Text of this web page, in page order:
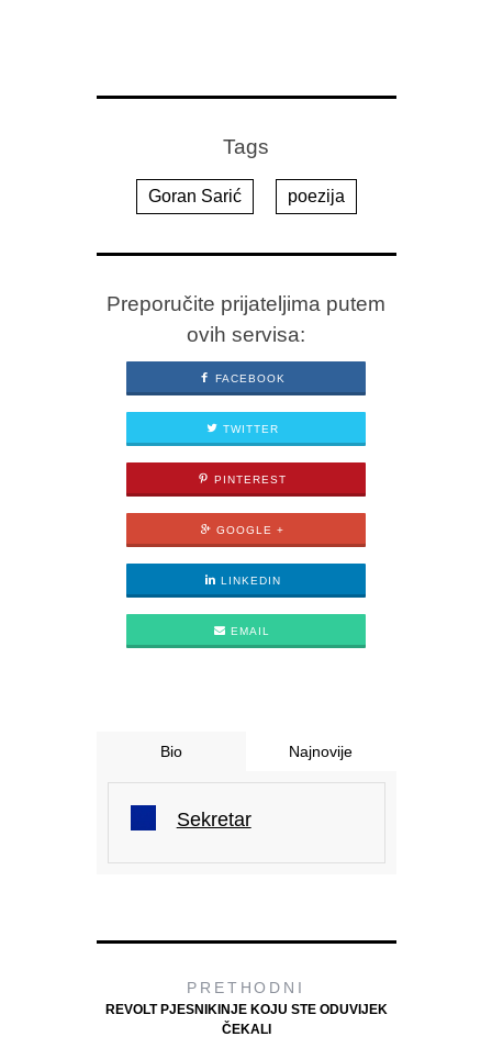
Tags
Goran Sarić poezija
Preporučite prijateljima putem
ovih servisa:
FACEBOOK
TWITTER
PINTEREST
GOOGLE +
LINKEDIN
EMAIL
Bio Najnovije
Sekretar
PRETHODNI
REVOLT PJESNIKINJE KOJU STE ODUVIJEK
ČEKALI